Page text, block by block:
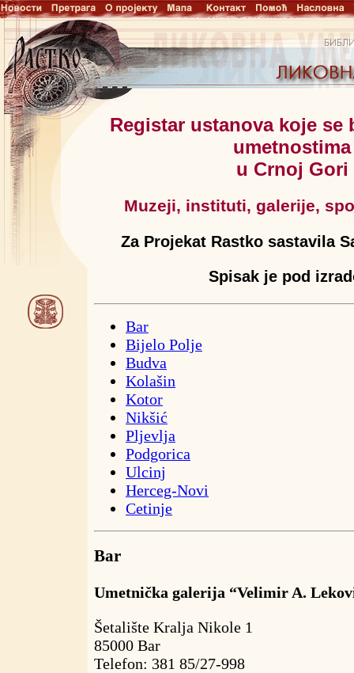
Registar ustanova koje se
umetnostima
u Crnoj Gori
Muzeji, instituti, galerije,
Za Projekat Rastko sastavila
Spisak je pod
Bar
Bijelo Polje
Budva
Kolašin
Kotor
Nikšić
Pljevlja
Podgorica
Ulcinj
Herceg-Novi
Cetinje
Bar
Umetnička galerija “Velimir A.
Šetalište Kralja Nikole 1
85000 Bar
Telefon: 381 85/27-998